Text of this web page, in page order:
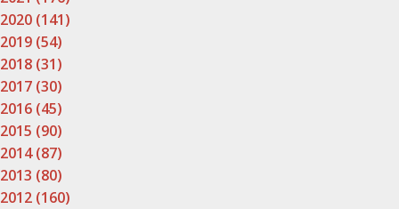
2020 (141)
2019 (54)
2018 (31)
2017 (30)
2016 (45)
2015 (90)
2014 (87)
2013 (80)
2012 (160)